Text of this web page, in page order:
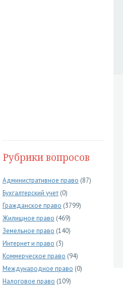
Рубрики вопросов
Административное право (87)
Бухгалтерский учет (0)
Гражданское право (3799)
Жилищное право (469)
Земельное право (140)
Интернет и право (3)
Коммерческое право (94)
Международное право (0)
Налоговое право (109)